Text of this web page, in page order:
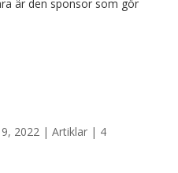
är den sponsor som gör
2022| Artiklar| 4